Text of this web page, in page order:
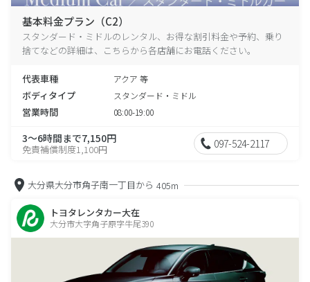
基本料金プラン（C2）
スタンダード・ミドルのレンタル、お得な割引料金や予約、乗り
捨てなどの詳細は、こちらから各店舗にお電話ください。
代表車種 アクア 等
ボディタイプ スタンダード・ミドル
営業時間 08:00-19:00
3～6時間まで7,150円
免責補償制度1,100円 097-524-2117
大分県大分市角子南一丁目から 405m
トヨタレンタカー大在
大分市大字角子原字牛尾390